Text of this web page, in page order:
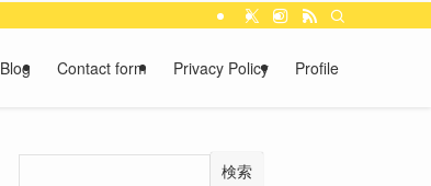
Blog Contact form Privacy Policy Profile
検索